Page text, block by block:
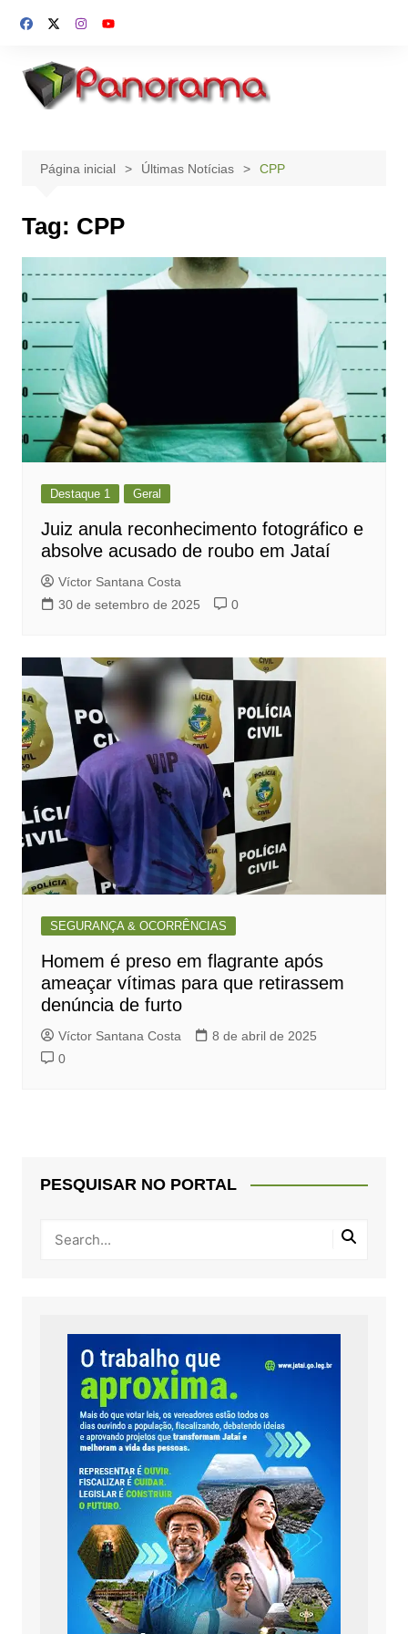
para
conteúdo
Página inicial Últimas Notícias CPP
Tag: CPP
Destaque 1 Geral
Juiz anula reconhecimento fotográfico e
absolve acusado de roubo em Jataí
Víctor Santana Costa
30 de setembro de 2025
0
SEGURANÇA & OCORRÊNCIAS
Homem é preso em flagrante após
ameaçar vítimas para que retirassem
denúncia de furto
Víctor Santana Costa
8 de abril de 2025
0
PESQUISAR NO PORTAL